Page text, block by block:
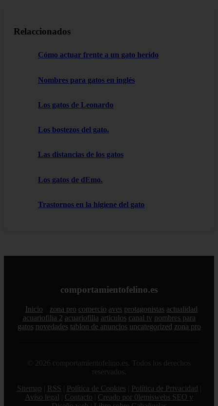
Relaccionados
Cómo actuar frente a un gato herido
Nombres para gatos en inglés
Los gatos de Leonardo
Los bostezos del gato.
Las distancias de los gatos
Los gatos de dEmo.
Trastornos en la higiene del gato
comportamientofelino.es
Inicio zona pro comercio aves protagonistas actualidad
acuariofilia 2 acuariofilia articulos canal tv nombres para
gatos novedades tablon de anuncios uncategorized zona pro
© 2026 comportamientofelino.es. Todos los derechos
reservados.
Sitemap
RSS Política de Cookies Política de Privacidad
Aviso legal
Contacto
Creado por 0lemiswebs SEO y